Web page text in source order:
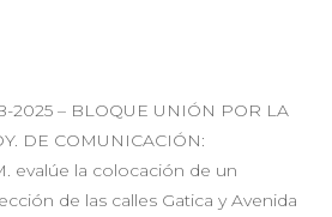
2025 – BLOQUE UNIÓN POR LA
DE COMUNICACIÓN:
evalúe la colocación de un
de las calles Gatica y Avenida